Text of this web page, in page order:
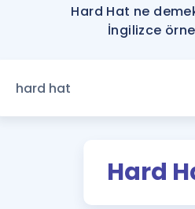
Hard Hat ne
İngilizce
Hard